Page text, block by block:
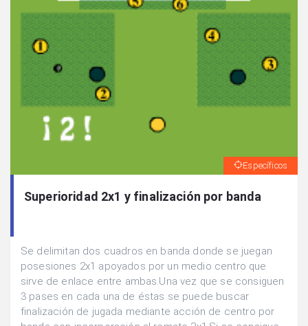
Específicos
Superioridad 2x1 y finalización por banda
Se delimitan dos cuadros en banda donde se juegan
posesiones 2x1 apoyados por un medio centro que
sirve de enlace entre ambas.Una vez que se consiguen
3 pases en cada una de éstas se puede buscar
finalización de jugada mediante acción de centro por